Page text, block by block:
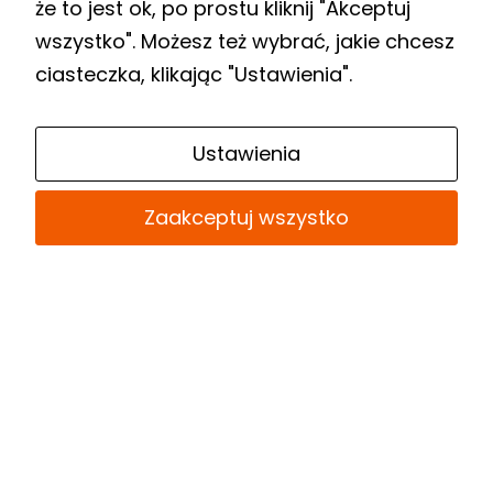
zdalny dostęp do nowości
wydawniczych”.
Link
do
Biuletynu
Informacji
że to jest ok, po prostu kliknij "Akceptuj
wszystko". Możesz też wybrać, jakie chcesz
ciasteczka, klikając "Ustawienia".
Ustawienia
Zaakceptuj wszystko